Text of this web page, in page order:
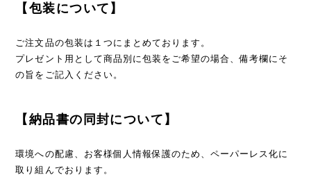
【包装について】
ご注文品の包装は１つにまとめております。
プレゼント用として商品別に包装をご希望の場合、備考欄にそ
の旨をご記入ください。
【納品書の同封について】
環境への配慮、お客様個人情報保護のため、ペーパーレス化に
取り組んでおります。